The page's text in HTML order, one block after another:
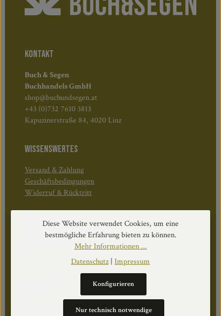
KONTAKT
Buch & Segen
Buchhandels GmbH
shop@buchundsegen.at
+43 (0)732 7610 3813
Kapuzinerstraße 84, 4020 Linz
WISSENSWERTES
Versand & Zahlung
Geschäftsbedingungen
Widerruf & Rücktritt
Öffnungszeiten:
Mo–Do: 08:30–17:00 Uhr
Fr: 08:30–12:30 Uhr
Diese Website verwendet Cookies, um eine
bestmögliche Erfahrung bieten zu können.
Mehr Informationen ...
Datenschutz| Impressum
Nur technisch notwendige
Konfigurieren